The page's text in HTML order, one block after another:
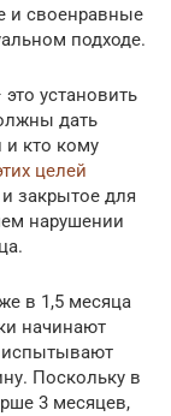
и своенравные
подходе.
установить
дать
и кто кому
целей
закрытое для
нарушении
в 1,5 месяца
начинают
испытывают
Поскольку в
3 месяцев,